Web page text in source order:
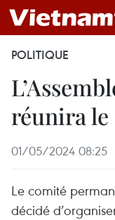
POLITIQUE
réunira le
01/05/2024 08:25
Le comité
décidé